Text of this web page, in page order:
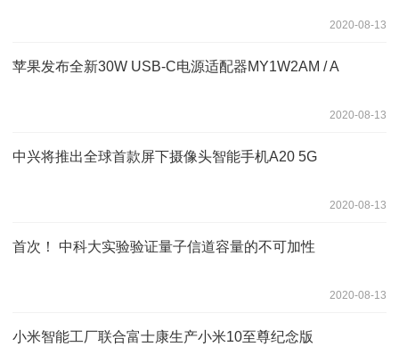
2020-08-13
苹果发布全新30W USB-C电源适配器MY1W2AM / A
2020-08-13
中兴将推出全球首款屏下摄像头智能手机A20 5G
2020-08-13
首次！ 中科大实验验证量子信道容量的不可加性
2020-08-13
小米智能工厂联合富士康生产小米10至尊纪念版